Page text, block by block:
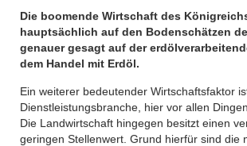
Die boomende Wirtschaft des
hauptsächlich auf den Bodenschätzen
genauer gesagt auf der
dem Handel mit Erdöl.
Ein weiterer bedeutender Wirtschaftsfaktor
Dienstleistungsbranche, hier vor allen
Die Landwirtschaft hingegen besitzt einen
geringen Stellenwert. Grund hierfür sind die